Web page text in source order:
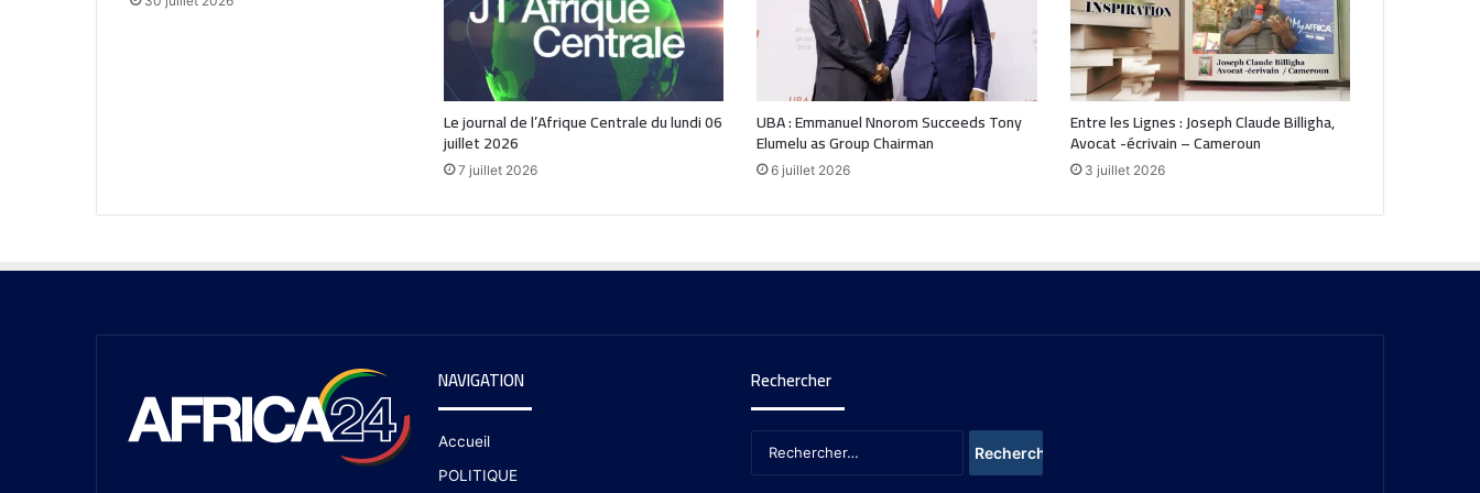
Le journal de l’Afrique Centrale du lundi 06
juillet 2026
7 juillet 2026
UBA : Emmanuel Nnorom Succeeds Tony
Elumelu as Group Chairman
6 juillet 2026
Entre les Lignes : Joseph Claude Billigha,
Avocat -écrivain – Cameroun
3 juillet 2026
NAVIGATION
Accueil
POLITIQUE
Rechercher